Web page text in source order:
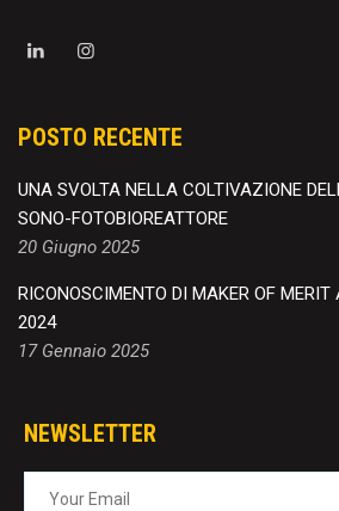
POSTO RECENTE
UNA SVOLTA NELLA COLTIVAZIONE
SONO-FOTOBIOREATTORE
20 Giugno 2025
RICONOSCIMENTO DI MAKER OF
2024
17 Gennaio 2025
NEWSLETTER